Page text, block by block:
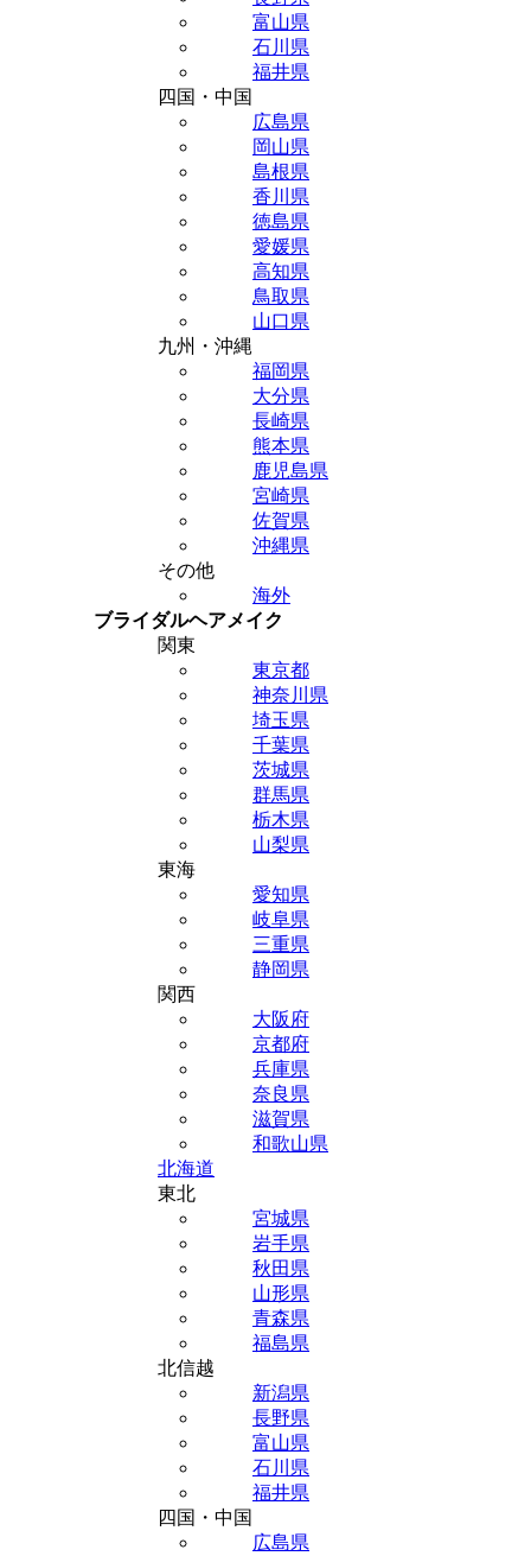
富山県
石川県
福井県
四国・中国
広島県
岡山県
島根県
香川県
徳島県
愛媛県
高知県
鳥取県
山口県
九州・沖縄
福岡県
大分県
長崎県
熊本県
鹿児島県
宮崎県
佐賀県
沖縄県
その他
海外
ブライダルヘアメイク
関東
東京都
神奈川県
埼玉県
千葉県
茨城県
群馬県
栃木県
山梨県
東海
愛知県
岐阜県
三重県
静岡県
関西
大阪府
京都府
兵庫県
奈良県
滋賀県
和歌山県
北海道
東北
宮城県
岩手県
秋田県
山形県
青森県
福島県
北信越
新潟県
長野県
富山県
石川県
福井県
四国・中国
広島県